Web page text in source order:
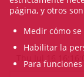
Thu Jul 16
página, y otros
Medir cómo
Habilitar la
Para